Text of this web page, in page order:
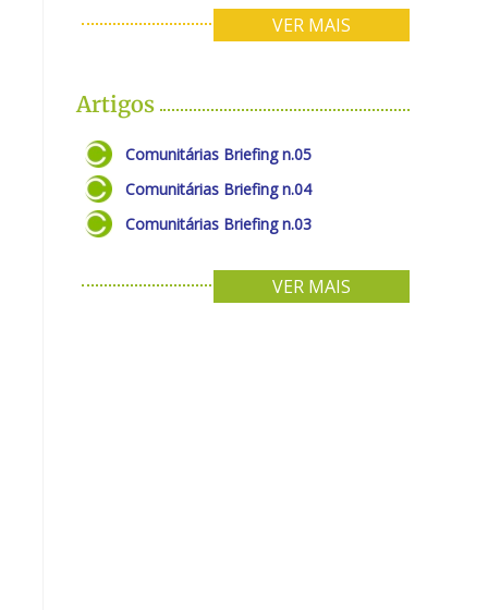
VER MAIS
Artigos
Comunitárias Briefing n.05
Comunitárias Briefing n.04
Comunitárias Briefing n.03
VER MAIS